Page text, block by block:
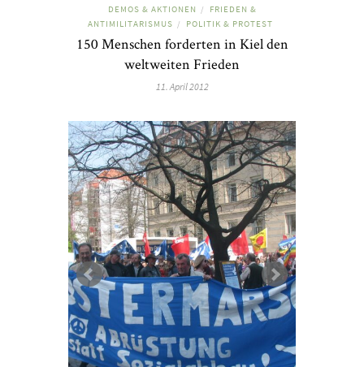
DEMOS & AKTIONEN /
FRIEDEN &
ANTIMILITARISMUS / POLITIK & PROTEST
150 Menschen forderten in Kiel den
weltweiten Frieden
11. April 2012